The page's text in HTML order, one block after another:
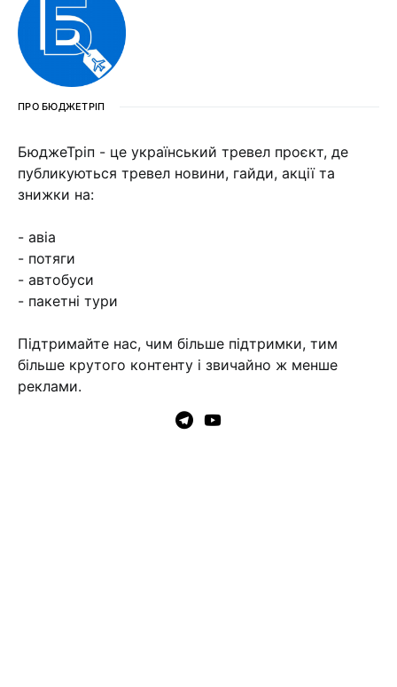
ПРО БЮДЖЕТРІП
БюджеТріп - це український тревел проєкт, де
публикуються тревел новини, гайди, акції та
знижки на:
- авіа
- потяги
- автобуси
- пакетні тури
Підтримайте нас, чим більше підтримки, тим
більше крутого контенту і звичайно ж менше
реклами.